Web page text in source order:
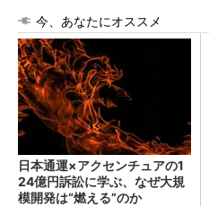
今、あなたにオススメ
日本通運×アクセンチュアの1
24億円訴訟に学ぶ、なぜ大規
模開発は“燃える”のか